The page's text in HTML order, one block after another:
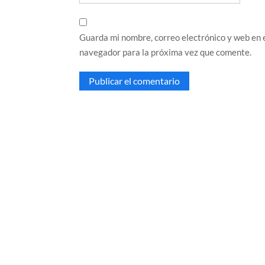
Guarda mi nombre, correo electrónico y web en
navegador para la próxima vez que comente.